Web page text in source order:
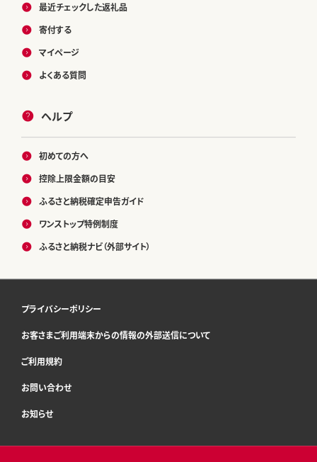
最近チェックした返礼品
寄付する
マイページ
よくある質問
ヘルプ
初めての方へ
控除上限金額の目安
ふるさと納税確定申告ガイド
ワンストップ特例制度
ふるさと納税ナビ（外部サイト）
プライバシーポリシー
お客さまご利用端末からの情報の外部送信について
ご利用規約
お問い合わせ
お知らせ